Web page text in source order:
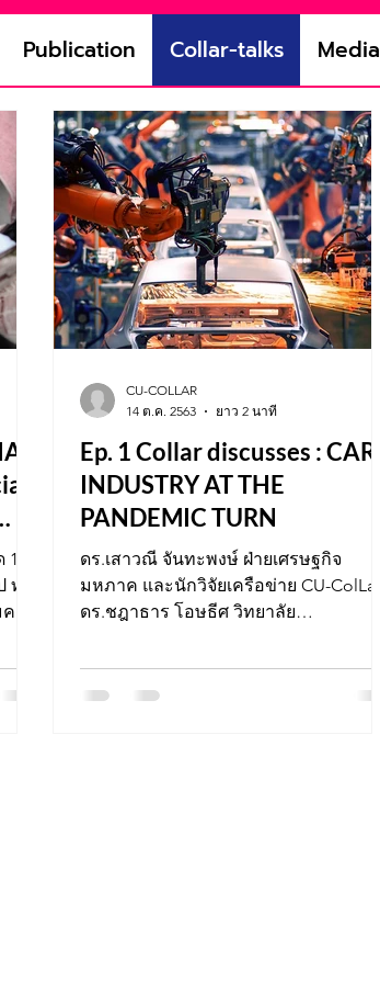
Publication Collar-talks Media
Collar Discusses
ง
อ
Ep. 1 Collar discusses : CAR
INDUSTRY AT THE
PANDEMIC TURN
ดร.เสาวณี จันทะพงษ์ ฝ่ายเศรษฐกิจ
มหภาค และนักวิจัยเครือข่าย CU-ColLar
ดร.ชฎาธาร โอษธีศ วิทยาลัย
มหาวิทยาลัย...
CU-COLLAR
14 ต.ค. 2563
ยาว 2 นาที